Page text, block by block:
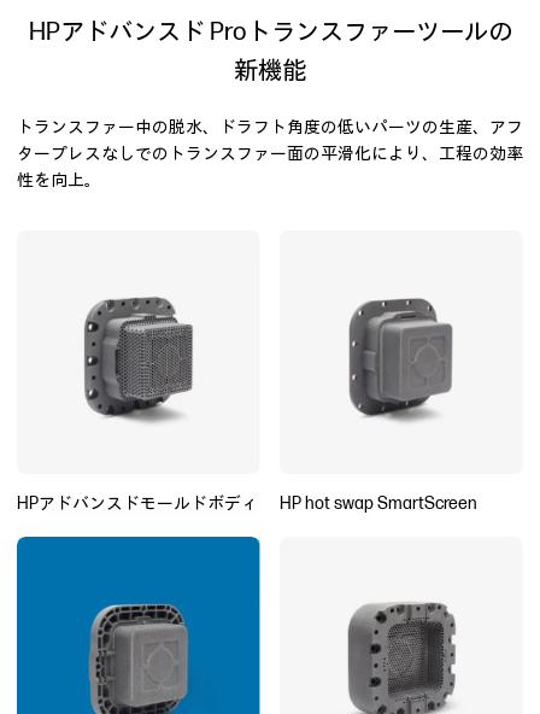
HPアドバンスド Proトランスファーツールの
新機能
トランスファー中の脱水、ドラフト角度の低いパーツの生産、アフ
タープレスなしでのトランスファー面の平滑化により、工程の効率
性を向上。
HPアドバンスドモールドボディ HP hot swap SmartScreen